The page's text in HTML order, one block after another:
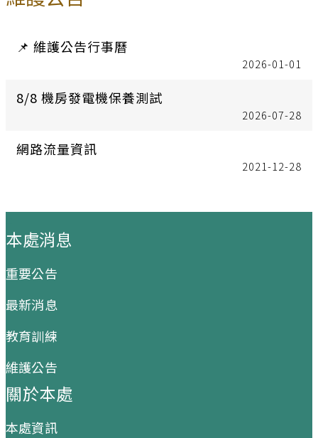
📌 維護公告行事曆
2026-01-01
8/8 機房發電機保養測試
2026-07-28
網路流量資訊
2021-12-28
本處消息
重要公告
最新消息
教育訓練
維護公告
關於本處
本處資訊